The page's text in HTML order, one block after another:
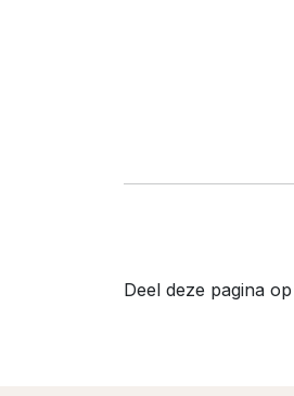
Deel deze pagina op